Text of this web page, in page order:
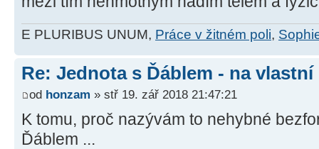
E PLURIBUS UNUM, Práce v žitném poli,
Re: Jednota s Ďáblem - na
od honzam » stř 19. zář 2018 21:47:21
K tomu, proč nazývám to nehybné
Ďáblem ...